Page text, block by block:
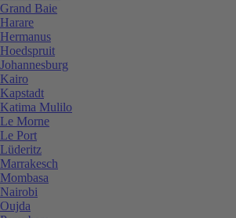
Grand Baie
Harare
Hermanus
Hoedspruit
Johannesburg
Kairo
Kapstadt
Katima Mulilo
Le Morne
Le Port
Lüderitz
Marrakesch
Mombasa
Nairobi
Oujda